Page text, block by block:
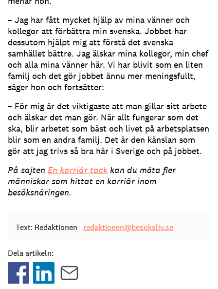
– Jag har fått mycket hjälp av mina vänner och
kollegor att förbättra min svenska. Jobbet har
dessutom hjälpt mig att förstå det svenska
samhället bättre. Jag älskar mina kollegor, min chef
och alla mina vänner här. Vi har blivit som en liten
familj och det gör jobbet ännu mer meningsfullt,
säger hon och fortsätter:
– För mig är det viktigaste att man gillar sitt arbete
och älskar det man gör. När allt fungerar som det
ska, blir arbetet som bäst och livet på arbetsplatsen
blir som en andra familj. Det är den känslan som
gör att jag trivs så bra här i Sverige och på jobbet.
På sajten En karriär tack kan du möta fler
människor som hittat en karriär inom
besöksnäringen.
Text: Redaktionen redaktionen@besoksliv.se
Dela artikeln: